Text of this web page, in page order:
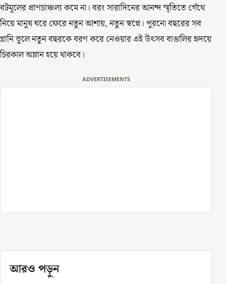
বটমূলের প্রাণচাঞ্চল্য কমে না। বরং সারাদিনের আনন্দ স্মৃতিতে গেঁথে
নিয়ে মানুষ ঘরে ফেরে নতুন আশায়, নতুন স্বপ্নে। পুরনো বছরের সব
গ্লানি ভুলে নতুন বছরকে বরণ করে নেওয়ার এই উৎসব বাঙালির হৃদয়ে
চিরকাল অম্লান হয়ে থাকবে।
ADVERTISEMENTS
আরও পড়ুন